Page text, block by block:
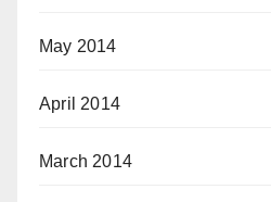
May 2014
April 2014
March 2014